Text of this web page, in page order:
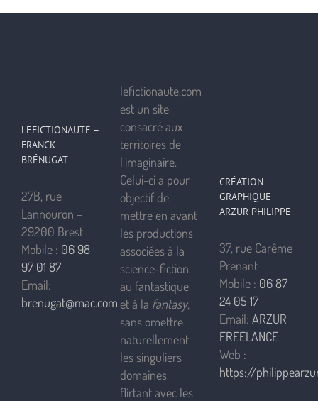
LEFICTIONAUTE –
FRANCK
BRÉNUGAT
27B, rue
Lannouron –
29200 Brest
Mobile : 06 98
97 01 87
Email:
brenugat@mac.com
lefictionaute.com
est un site
consacré aux
territoires de
l’imaginaire.
Celui-ci a pour
objectif de
mettre en avant
les productions
associées à la
science-fiction,
au fantastique
et à la fantasy,
sans omettre
naturellement
les singuliers
domaines
flirtant avec les
CRÉATION
GRAPHIQUE
ARZUR PHILIPPE
37, rue Carême
Prenant
Mobile : 06 87
24 05 17
Email: ARZUR
FREELANCE
Web :
https://